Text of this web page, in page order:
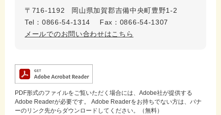
〒716-1192
岡山県加賀郡吉備中央町豊野1-2
Tel：0866-54-1314
Fax：0866-54-1307
メールでのお問い合わせはこちら
PDF形式のファイルをご覧いただく場合には、Adobe社が提供する
Adobe Readerが必要です。
Adobe Readerをお持ちでない方は、バナ
ーのリンク先からダウンロードしてください。（無料）